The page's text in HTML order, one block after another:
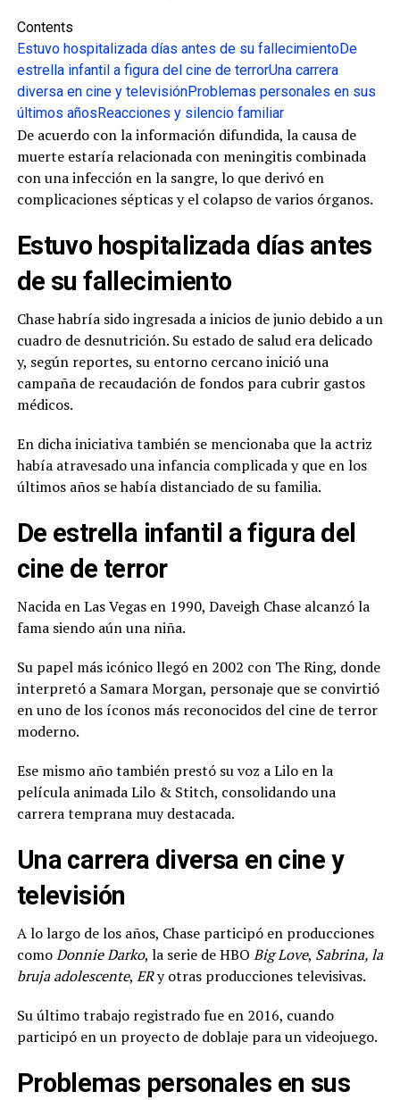
Contents
Estuvo hospitalizada días antes de su fallecimientoDe
estrella infantil a figura del cine de terrorUna carrera
diversa en cine y televisiónProblemas personales en sus
últimos añosReacciones y silencio familiar
De acuerdo con la información difundida, la causa de
muerte estaría relacionada con meningitis combinada
con una infección en la sangre, lo que derivó en
complicaciones sépticas y el colapso de varios órganos.
Estuvo hospitalizada días antes
de su fallecimiento
Chase habría sido ingresada a inicios de junio debido a un
cuadro de desnutrición. Su estado de salud era delicado
y, según reportes, su entorno cercano inició una
campaña de recaudación de fondos para cubrir gastos
médicos.
En dicha iniciativa también se mencionaba que la actriz
había atravesado una infancia complicada y que en los
últimos años se había distanciado de su familia.
De estrella infantil a figura del
cine de terror
Nacida en Las Vegas en 1990, Daveigh Chase alcanzó la
fama siendo aún una niña.
Su papel más icónico llegó en 2002 con The Ring, donde
interpretó a Samara Morgan, personaje que se convirtió
en uno de los íconos más reconocidos del cine de terror
moderno.
Ese mismo año también prestó su voz a Lilo en la
película animada Lilo & Stitch, consolidando una
carrera temprana muy destacada.
Una carrera diversa en cine y
televisión
A lo largo de los años, Chase participó en producciones
comoDonnie Darko, la serie de HBO Big Love, Sabrina, la
bruja adolescente, ERy otras producciones televisivas.
Su último trabajo registrado fue en 2016, cuando
participó en un proyecto de doblaje para un videojuego.
Problemas personales en sus